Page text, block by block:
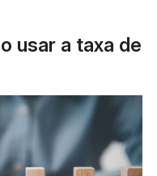
usar a taxa de